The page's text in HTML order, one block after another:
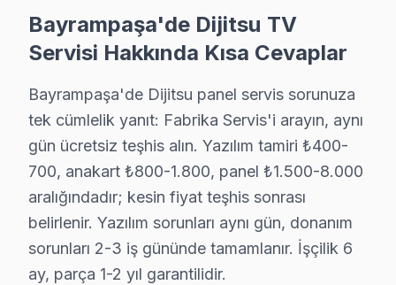
· Bağcılar Dijitsu
· Bahçelievler Dijitsu
· Beşiktaş Dijitsu
· Beylikdüzü Dijitsu
Bayrampaşa Diğer Marka Servisleri
· Bayrampaşa Sony
· Bayrampaşa Philips
· Bayrampaşa Hi-Level
· Bayrampaşa iFFALCON
Bayrampaşa'de Dijitsu TV
Servisi Hakkında Kısa Cevaplar
Bayrampaşa'de Dijitsu panel servis sorunuza
tek cümlelik yanıt: Fabrika Servis'i arayın, aynı
gün ücretsiz teşhis alın. Yazılım tamiri ₺400-
700, anakart ₺800-1.800, panel ₺1.500-8.000
aralığındadır; kesin fiyat teşhis sonrası
belirlenir. Yazılım sorunları aynı gün, donanım
sorunları 2-3 iş gününde tamamlanır. İşçilik 6
ay, parça 1-2 yıl garantilidir.